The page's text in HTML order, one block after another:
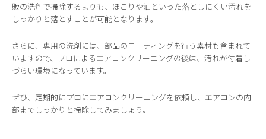
販の洗剤で掃除するよりも、ほこりや油といった落としにくい汚れを
しっかりと落とすことが可能となります。
さらに、専用の洗剤には、部品のコーティングを行う素材も含まれて
いますので、プロによるエアコンクリーニングの後は、汚れが付着し
づらい環境になっています。
ぜひ、定期的にプロにエアコンクリーニングを依頼し、エアコンの内
部までしっかりと掃除してみましょう。